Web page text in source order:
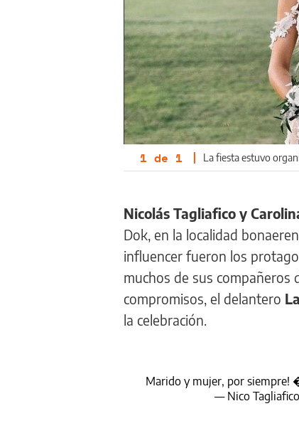
1 de 1 | La fiesta estuvo
Nicolás Tagliafico y
Dok, en la localidad
influencer fueron los
muchos de sus compañeros
compromisos, el delantero
la celebración.
Marido y mujer, por
— Nico